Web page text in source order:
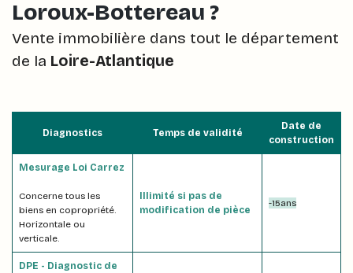
Loroux-Bottereau ?
Vente immobilière dans tout le département
de la Loire-Atlantique
Diagnostics Temps de validité
Date de
construction
Mesurage Loi Carrez
Concerne tous les
biens en copropriété.
Horizontale ou
verticale.
Illimité si pas de
modification de pièce
-15ans
DPE - Diagnostic de